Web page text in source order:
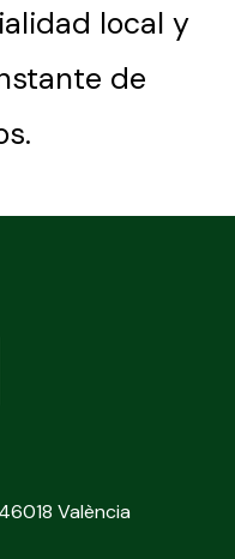
local y
de
València